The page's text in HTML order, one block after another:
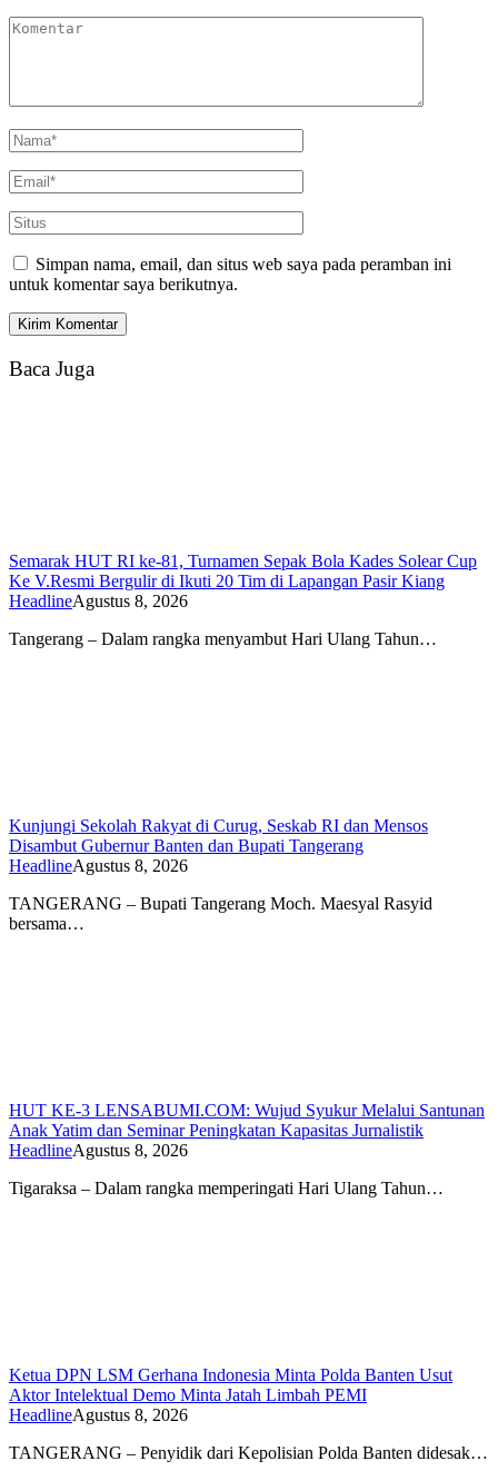
Simpan nama, email, dan situs web saya pada peramban ini
untuk komentar saya berikutnya.
Baca Juga
Semarak HUT RI ke-81, Turnamen Sepak Bola Kades Solear Cup
Ke V.Resmi Bergulir di Ikuti 20 Tim di Lapangan Pasir Kiang
HeadlineAgustus 8, 2026
Tangerang – Dalam rangka menyambut Hari Ulang Tahun…
Kunjungi Sekolah Rakyat di Curug, Seskab RI dan Mensos
Disambut Gubernur Banten dan Bupati Tangerang
HeadlineAgustus 8, 2026
TANGERANG – Bupati Tangerang Moch. Maesyal Rasyid
bersama…
HUT KE-3 LENSABUMI.COM: Wujud Syukur Melalui Santunan
Anak Yatim dan Seminar Peningkatan Kapasitas Jurnalistik
HeadlineAgustus 8, 2026
Tigaraksa – Dalam rangka memperingati Hari Ulang Tahun…
Ketua DPN LSM Gerhana Indonesia Minta Polda Banten Usut
Aktor Intelektual Demo Minta Jatah Limbah PEMI
HeadlineAgustus 8, 2026
TANGERANG – Penyidik dari Kepolisian Polda Banten didesak…